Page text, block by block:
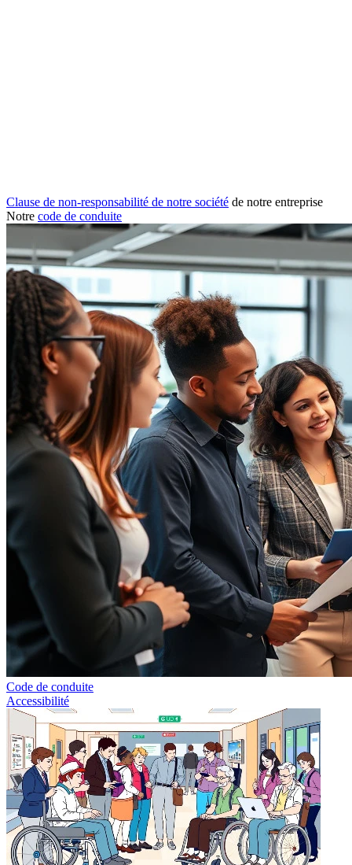
Clause de non-responsabilité de notre société de notre entreprise
Notre code de conduite
Code de conduite
Accessibilité